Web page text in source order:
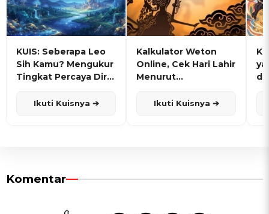
KUIS: Seberapa Leo
Sih Kamu? Mengukur
Tingkat Percaya Diri
Ikuti Kuisnya ➔
Kalkulator Weton
Online, Cek Hari Lahir
Menurut
Ikuti Kuisnya ➔
Komentar